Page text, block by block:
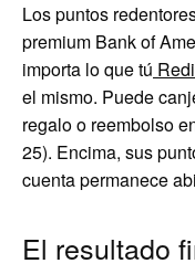
Los puntos
premium Bank of
importa lo que tú
el mismo. Puede
regalo o reembolso
25). Encima, sus
cuenta permanece
El resultado